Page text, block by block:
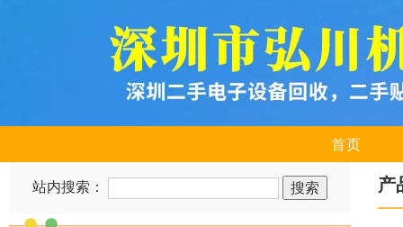
首页
站内搜索： 产